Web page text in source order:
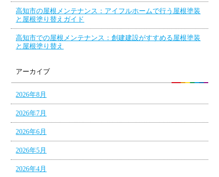
高知市の屋根メンテナンス：アイフルホームで行う屋根塗装
と屋根塗り替えガイド
高知市での屋根メンテナンス：創建建設がすすめる屋根塗装
と屋根塗り替え
アーカイブ
2026年8月
2026年7月
2026年6月
2026年5月
2026年4月